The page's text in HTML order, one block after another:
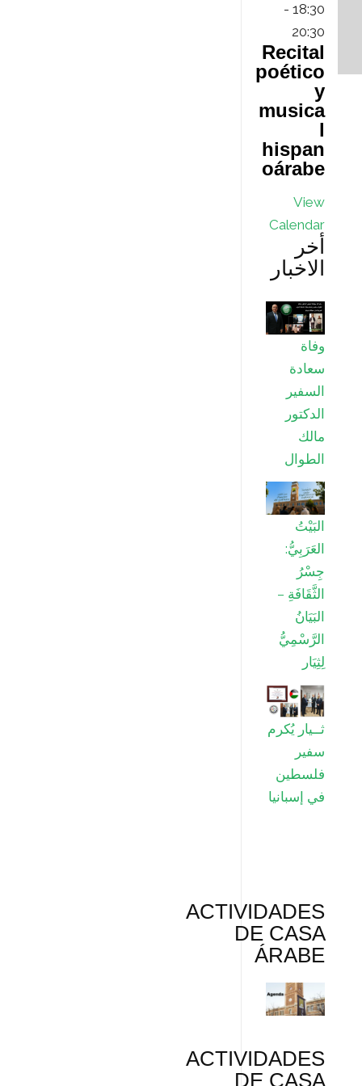
18:30
-
20:30
Recital
poético
y
musica
l
hispan
oárabe
View
Calendar
أخر
الاخبار
وفاة
سعادة
السفير
الدكتور
مالك
الطوال
البَيْتُ
العَرَبِيُّ:
جِسْرُ
الثَّقَافَةِ –
البَيَانُ
الرَّسْمِيُّ
لِثِيَار
ثــيار يُكرم
سفير
فلسطين
في إسبانيا
ACTIVIDADES
DE CASA
ÁRABE
ACTIVIDADES
DE CASA